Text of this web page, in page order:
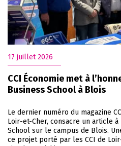
17 juillet 2026
CCI Économie met à
Business School à Blois
Le dernier numéro du magazine
Loir-et-Cher, consacre un article à
School sur le campus de Blois.
ce projet porté par les CCI de